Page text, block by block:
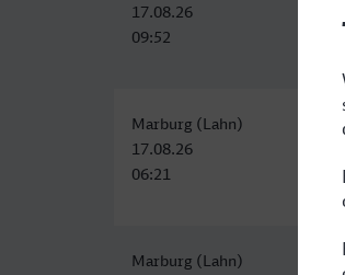
17.08.26
09:52
Marburg (Lahn)
17.08.26
06:21
Marburg (Lahn)